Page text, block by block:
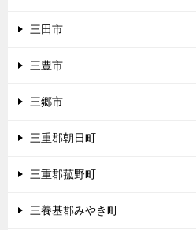
三田市
三豊市
三郷市
三重郡朝日町
三重郡菰野町
三養基郡みやき町